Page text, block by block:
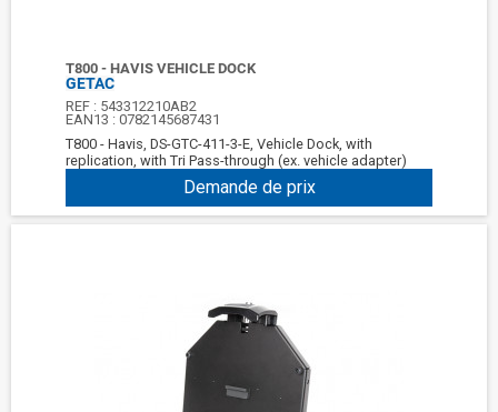
T800 - HAVIS VEHICLE DOCK
GETAC
REF : 543312210AB2
EAN13 :0782145687431
T800 - Havis, DS-GTC-411-3-E, Vehicle Dock, with
replication, with Tri Pass-through (ex. vehicle adapter)
Demande de prix